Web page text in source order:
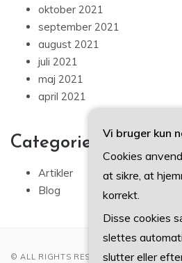
oktober 2021
september 2021
august 2021
juli 2021
maj 2021
april 2021
Categories
Artikler
Blog
© ALL RIGHTS RESERVED 2022
Vi bruger kun
Cookies
at sikre, at
korrekt.
Disse cookies
slettes
slutter eller